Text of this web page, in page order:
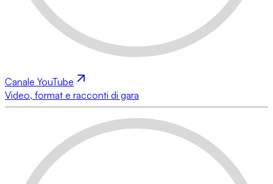
Canale YouTube
Video, format e racconti di gara